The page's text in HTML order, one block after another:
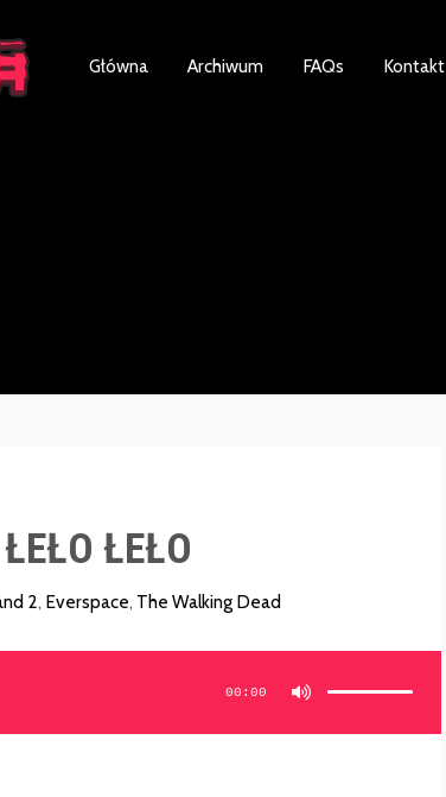
Główna Archiwum FAQs Kontakt
ŁEŁO
2, Everspace, The Walking Dead
00:00
Używaj
góry/do
zwiększyć